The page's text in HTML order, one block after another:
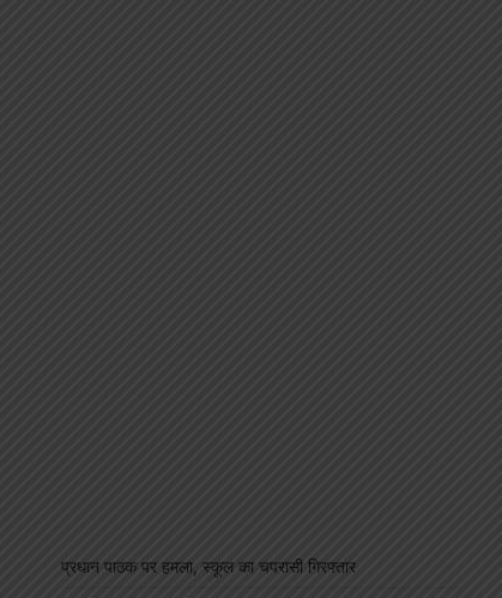
प्रधान पाठक पर हमला, स्कूल का चपरासी गिरफ्तार